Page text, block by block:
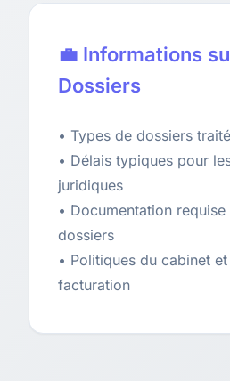
💼 Informations
Dossiers
• Types de dossiers
• Délais typiques pour
juridiques
• Documentation
dossiers
• Politiques du cabinet
facturation